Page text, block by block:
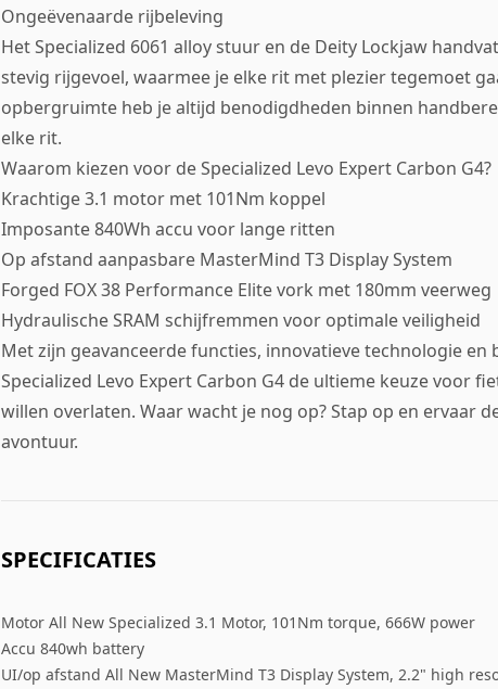
Ongeëvenaarde rijbeleving
Het Specialized 6061 alloy stuur en de Deity Lockjaw
stevig rijgevoel, waarmee je elke rit met plezier tegemoet
opbergruimte heb je altijd benodigdheden binnen
elke rit.
Waarom kiezen voor de Specialized Levo Expert Carbon G4?
Krachtige 3.1 motor met 101Nm koppel
Imposante 840Wh accu voor lange ritten
Op afstand aanpasbare MasterMind T3 Display System
Forged FOX 38 Performance Elite vork met 180mm veerweg
Hydraulische SRAM schijfremmen voor optimale veiligheid
Met zijn geavanceerde functies, innovatieve technologie
Specialized Levo Expert Carbon G4 de ultieme keuze voor
willen overlaten. Waar wacht je nog op? Stap op en ervaar
avontuur.
SPECIFICATIES
Motor All New Specialized 3.1 Motor, 101Nm torque, 666W power
Accu 840wh battery
UI/op afstand All New MasterMind T3 Display System, 2.2" high